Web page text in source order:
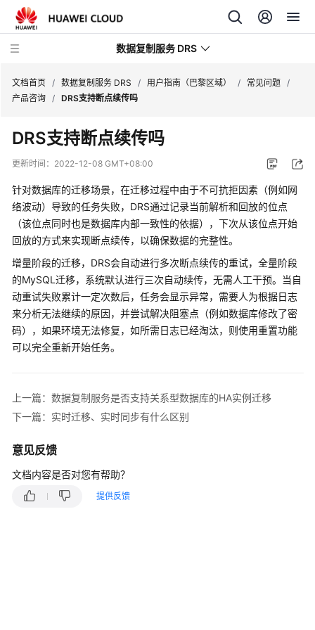
数据复制服务 DRS
新
动
产
品
介
计
费
说
明
入
门
用
户
指
南
文档首页 / 数据复制服务 DRS / 用户指南（巴黎区域） / 常见问题 /
产品咨询 / DRS支持断点续传吗
DRS支持断点续传吗
更新时间： 2022-12-08 GMT+08:00
针对数据库的迁移场景，在迁移过程中由于不可抗拒因素（例如网
络波动）导致的任务失败，DRS通过记录当前解析和回放的位点
（该位点同时也是数据库内部一致性的依据），下次从该位点开始
回放的方式来实现断点续传，以确保数据的完整性。
增量阶段的迁移，DRS会自动进行多次断点续传的重试，全量阶段
的MySQL迁移，系统默认进行三次自动续传，无需人工干预。当自
动重试失败累计一定次数后，任务会显示异常，需要人为根据日志
来分析无法继续的原因，并尝试解决阻塞点（例如数据库修改了密
码），如果环境无法修复，如所需日志已经淘汰，则使用重置功能
可以完全重新开始任务。
上一篇：数据复制服务是否支持关系型数据库的HA实例迁移
下一篇：实时迁移、实时同步有什么区别
意见反馈
文档内容是否对您有帮助？
提供反馈